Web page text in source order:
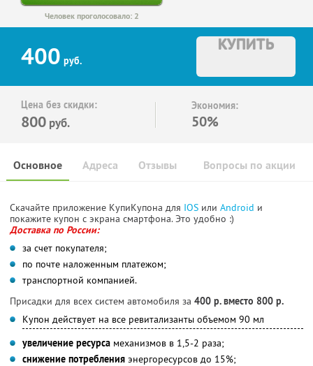
Человек проголосовало: 2
400 руб.
КУПИТЬ
Цена без скидки:
800 руб.
Экономия:
50%
Основное Отзывы Вопросы по акции
Адреса
Скачайте приложение КупиКупона для IOS или Android и
покажите купон с экрана смартфона. Это удобно :)
Доставка по России:
за счет покупателя;
по почте наложенным платежом;
транспортной компанией.
Присадки для всех систем автомобиля за 400 р. вместо 800 р.
Купон действует на все ревитализанты объемом 90 мл
увеличение ресурса механизмов в 1,5-2 раза;
снижение потребления энергоресурсов до 15%;